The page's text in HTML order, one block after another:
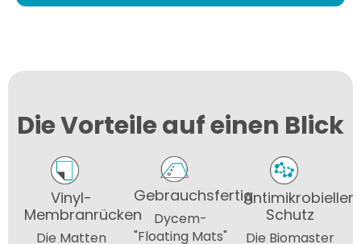
Die Vorteile auf einen Blick
Vinyl-
Membranrücken
Die Matten
Gebrauchsfertig
Dycem-
"Floating Mats"
Antimikrobieller
Schutz
Die Biomaster